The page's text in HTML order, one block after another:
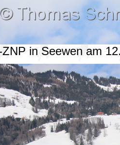
ZNP in Seewen am